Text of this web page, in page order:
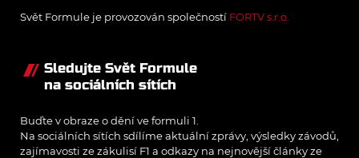
Svět Formule je provozován společností FORTV s.r.o.
Sledujte Svět Formule
na sociálních sítích
Buďte v obraze o dění ve formuli 1.
Na sociálních sítích sdílíme aktuální zprávy, výsledky závodů,
zajímavosti ze zákulisí F1 a odkazy na nejnovější články ze